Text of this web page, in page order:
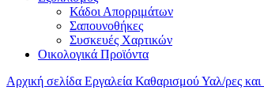
Κάδοι Απορριμάτων
Σαπουνοθήκες
Συσκευές Χαρτικών
Οικολογικά Προϊόντα
Αρχική σελίδα Εργαλεία ΚαθαρισμούΥαλ/ρες